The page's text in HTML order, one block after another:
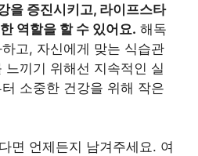
을 증진시키고, 라이프스타
역할을 할 수 있어요. 해독
고, 자신에게 맞는 식습관
느끼기 위해선 지속적인 실
소중한 건강을 위해 작은
면 언제든지 남겨주세요. 여